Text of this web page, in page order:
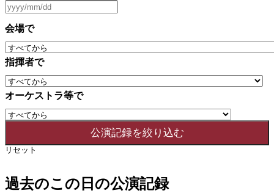
会場で
指揮者で
オーケストラ等で
リセット
過去のこの日の公演記録